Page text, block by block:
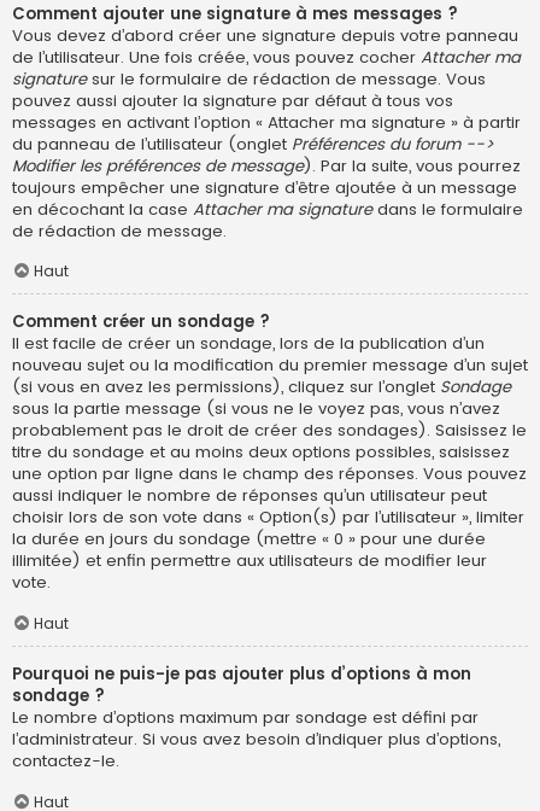
Comment ajouter une signature à mes messages ?
Vous devez d’abord créer une signature depuis votre panneau
de l’utilisateur. Une fois créée, vous pouvez cocher Attacher ma
signaturesur le formulaire de rédaction de message. Vous
pouvez aussi ajouter la signature par défaut à tous vos
messages en activant l’option « Attacher ma signature » à partir
du panneau de l’utilisateur (onglet Préférences du forum -->
Modifier les préférences de message). Par la suite, vous pourrez
toujours empêcher une signature d’être ajoutée à un message
en décochant la case Attacher ma signaturedans le formulaire
de rédaction de message.
Haut
Comment créer un sondage ?
Il est facile de créer un sondage, lors de la publication d’un
nouveau sujet ou la modification du premier message d’un sujet
(si vous en avez les permissions), cliquez sur l’onglet Sondage
sous la partie message (si vous ne le voyez pas, vous n’avez
probablement pas le droit de créer des sondages). Saisissez le
titre du sondage et au moins deux options possibles, saisissez
une option par ligne dans le champ des réponses. Vous pouvez
aussi indiquer le nombre de réponses qu’un utilisateur peut
choisir lors de son vote dans « Option(s) par l’utilisateur », limiter
la durée en jours du sondage (mettre « 0 » pour une durée
illimitée) et enfin permettre aux utilisateurs de modifier leur
vote.
Haut
Pourquoi ne puis-je pas ajouter plus d’options à mon
sondage ?
Le nombre d’options maximum par sondage est défini par
l’administrateur. Si vous avez besoin d’indiquer plus d’options,
contactez-le.
Haut